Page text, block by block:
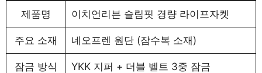
제품명 이치언리븐 슬림핏 경량 라이프자켓
주요 소재 네오프렌 원단 (잠수복 소재)
잠금 방식 YKK 지퍼 + 더블 벨트 3중 잠금